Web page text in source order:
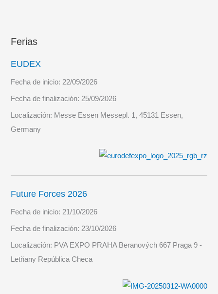
Ferias
EUDEX
Fecha de inicio: 22/09/2026
Fecha de finalización: 25/09/2026
Localización: Messe Essen Messepl. 1, 45131 Essen,
Germany
Future Forces 2026
Fecha de inicio:21/10/2026
Fecha de finalización:23/10/2026
Localización: PVA EXPO PRAHA Beranových 667 Praga 9 -
Letňany República Checa